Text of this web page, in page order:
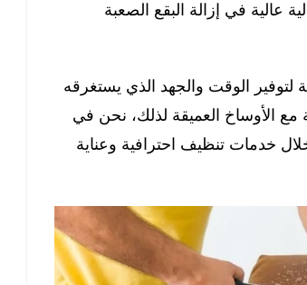
عالية في إزالة البقع الصعبة
الوقت والجهد الذي يستغرقه
مع الأوساخ العميقة لذلك، نحن في
خدمات تنظيف احترافية وعناية